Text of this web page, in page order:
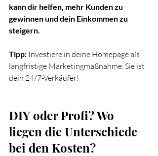
kann dir helfen, mehr Kunden zu
gewinnen und dein Einkommen zu
steigern.
Tipp: Investiere in deine Homepage als
langfristige Marketingmaßnahme. Sie ist
dein 24/7-Verkäufer!
DIY oder Profi? Wo
liegen die Unterschiede
bei den Kosten?